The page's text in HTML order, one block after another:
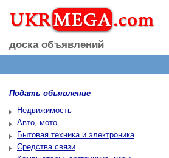
доска объявлений
Подать объявление
Недвижимость
Авто, мото
Бытовая техника и электроника
Средства связи